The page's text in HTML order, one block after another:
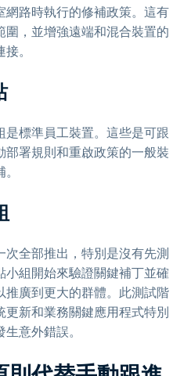
網路時執行的修補政策。這有
，並增強遠端和混合裝置的
。
標準員工裝置。這些是可跟
署規則和重啟政策的一般裝
全部推出，特別是沒有先測
組開始來驗證關鍵補丁並確
廣到更大的群體。此測試階
新和業務關鍵應用程式特別
意外錯誤。